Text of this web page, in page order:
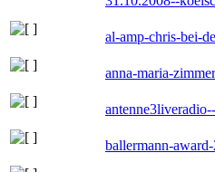
al-amp-chris-bei-
anna-maria-
ballermann-